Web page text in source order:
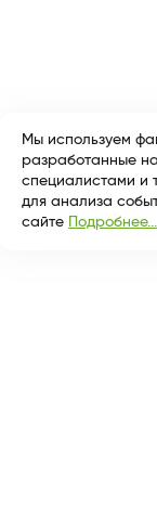
Мы используем
разработанные
специалистами и
для анализа
сайте Подробнее...